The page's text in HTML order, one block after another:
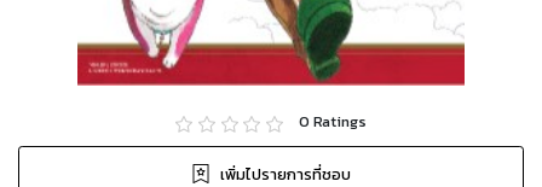
0 Ratings
เพิ่มไปรายการที่ชอบ